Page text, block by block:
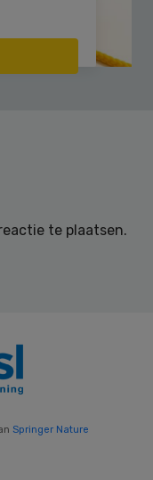
te plaatsen.
Springer Nature